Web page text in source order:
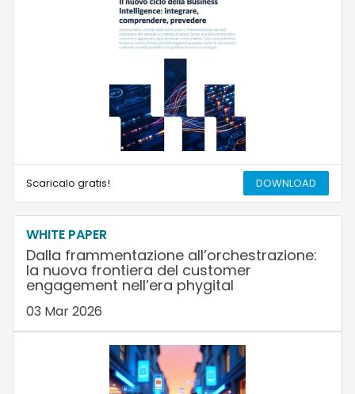
Scaricalo gratis! DOWNLOAD
WHITE PAPER
Dalla frammentazione all’orchestrazione:
la nuova frontiera del customer
engagement nell’era phygital
03 Mar 2026